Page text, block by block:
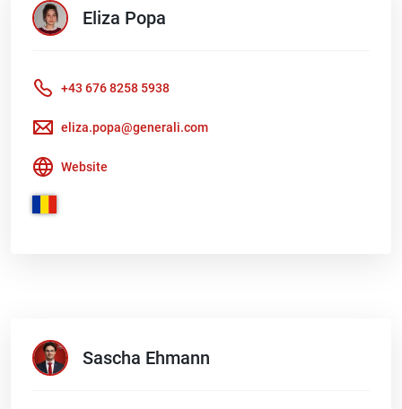
Eliza Popa
+43 676 8258 5938
eliza.popa@generali.com
Website
Sascha Ehmann